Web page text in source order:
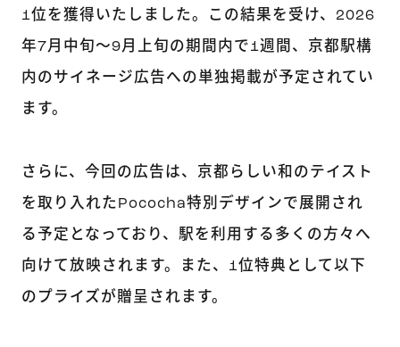
1位を獲得いたしました。この結果を受け、2026
年7月中旬〜9月上旬の期間内で1週間、京都駅構
内のサイネージ広告への単独掲載が予定されてい
ます。
さらに、今回の広告は、京都らしい和のテイスト
を取り入れたPococha特別デザインで展開され
る予定となっており、駅を利用する多くの方々へ
向けて放映されます。また、1位特典として以下
のプライズが贈呈されます。